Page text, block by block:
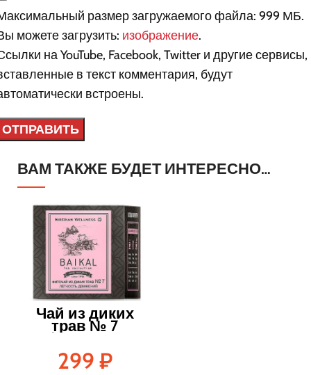
размер загружаемого файла: 999 МБ.
можете загрузить: изображение.
на YouTube, Facebook, Twitter и другие сервисы,
в текст комментария, будут
встроены.
ВАМ ТАКЖЕ БУДЕТ ИНТЕРЕСНО…
Чай из диких
трав № 7
(лёгкость
движений) — 30
пакетиков
299 ₽